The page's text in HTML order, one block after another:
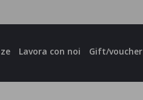
Lavora con noi Gift/voucher